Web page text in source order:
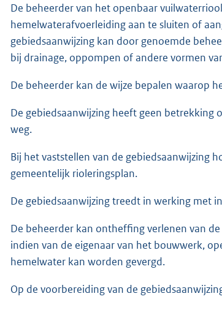
De beheerder van het openbaar
hemelwaterafvoerleiding aan te sluiten of
gebiedsaanwijzing kan door genoemde
bij drainage, oppompen of andere vormen
De beheerder kan de wijze bepalen waarop
De gebiedsaanwijzing heeft geen betrekking
weg.
Bij het vaststellen van de gebiedsaanwijzing
gemeentelijk rioleringsplan.
De gebiedsaanwijzing treedt in werking met
De beheerder kan ontheffing verlenen van
indien van de eigenaar van het bouwwerk,
hemelwater kan worden gevergd.
Op de voorbereiding van de